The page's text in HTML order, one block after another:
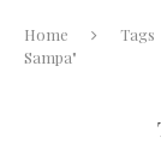
Home Tags
Sampa"